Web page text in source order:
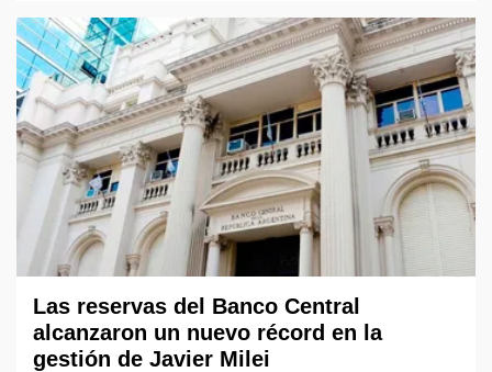
Las reservas del Banco Central
alcanzaron un nuevo récord en la
gestión de Javier Milei